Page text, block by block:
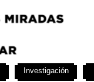
Investigación